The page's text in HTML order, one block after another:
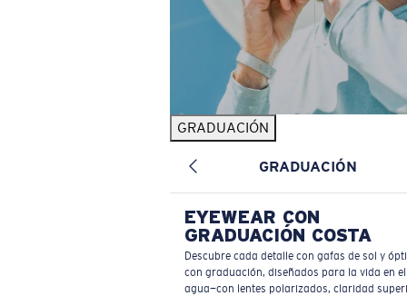
GRADUACIÓN
GRADUACIÓN
EYEWEAR CON
GRADUACIÓN COSTA
Descubre cada detalle con gafas de sol y
con graduación, diseñados para la vida en el
agua—con lentes polarizados, claridad